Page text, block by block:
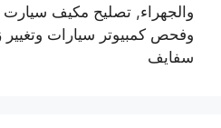
والجهراء, تصليح مكيف
وفحص كمبيوتر سيارات
سفايف